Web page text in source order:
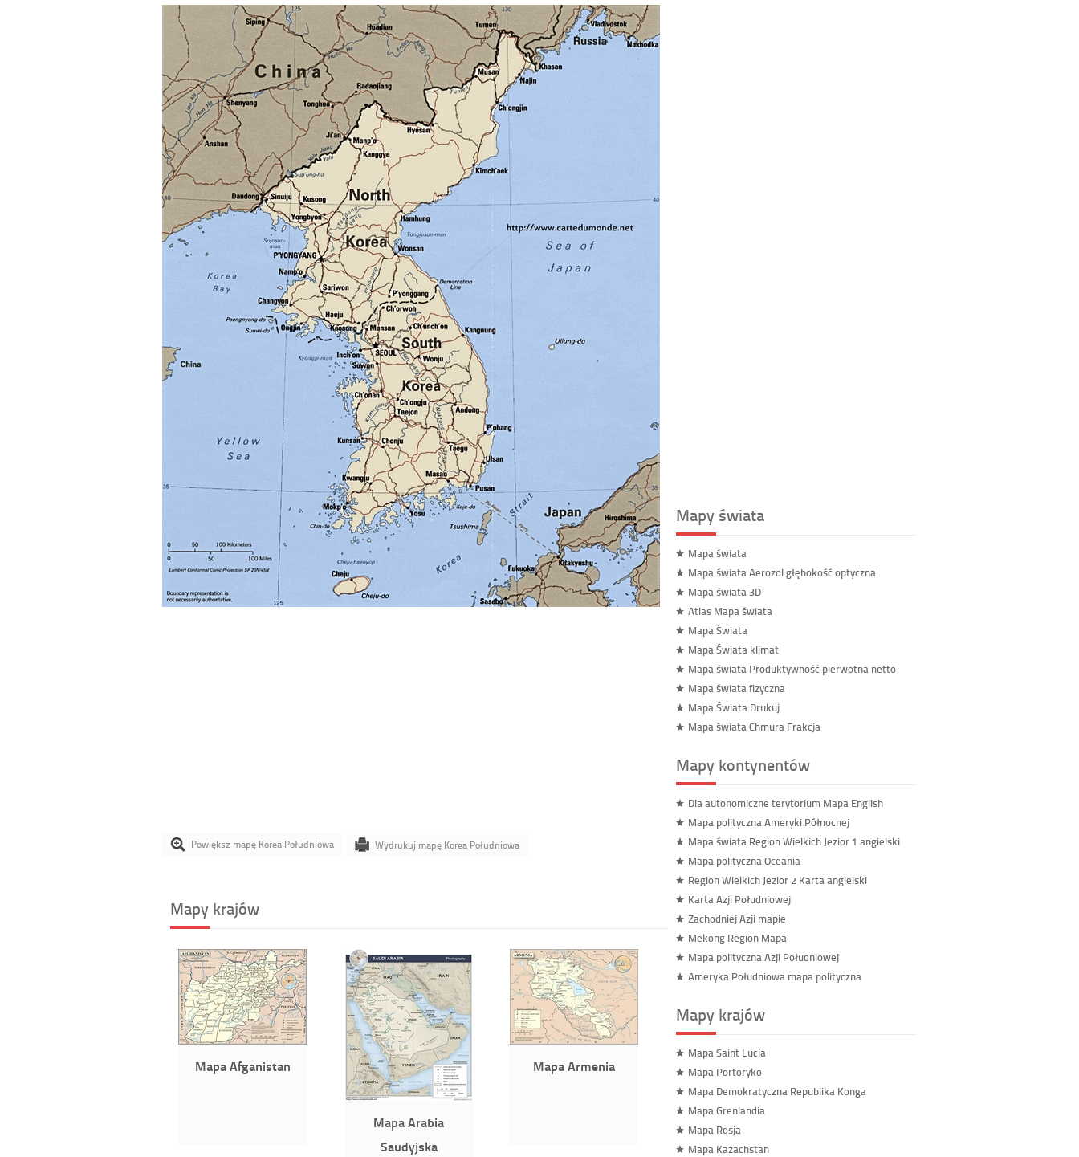
Powiększ mapę Korea Południowa Wydrukuj mapę Korea Południowa
Mapy krajów
Mapa Afganistan
Mapa Arabia
Saudyjska
Mapa Armenia
Mapy świata
Mapa świata
Mapa świata Aerozol głębokość optyczna
Mapa świata 3D
Atlas Mapa świata
Mapa Świata
Mapa Świata klimat
Mapa świata Produktywność pierwotna netto
Mapa świata fizyczna
Mapa Świata Drukuj
Mapa świata Chmura Frakcja
Mapy kontynentów
Dla autonomiczne terytorium Mapa English
Mapa polityczna Ameryki Północnej
Mapa świata Region Wielkich Jezior 1 angielski
Mapa polityczna Oceania
Region Wielkich Jezior 2 Karta angielski
Karta Azji Południowej
Zachodniej Azji mapie
Mekong Region Mapa
Mapa polityczna Azji Południowej
Ameryka Południowa mapa polityczna
Mapy krajów
Mapa Saint Lucia
Mapa Portoryko
Mapa Demokratyczna Republika Konga
Mapa Grenlandia
Mapa Rosja
Mapa Kazachstan